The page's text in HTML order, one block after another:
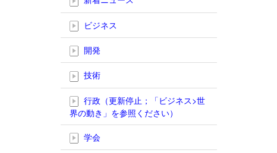
ビジネス
開発
技術
行政（更新停止；「ビジネス>世
界の動き」を参照ください）
学会